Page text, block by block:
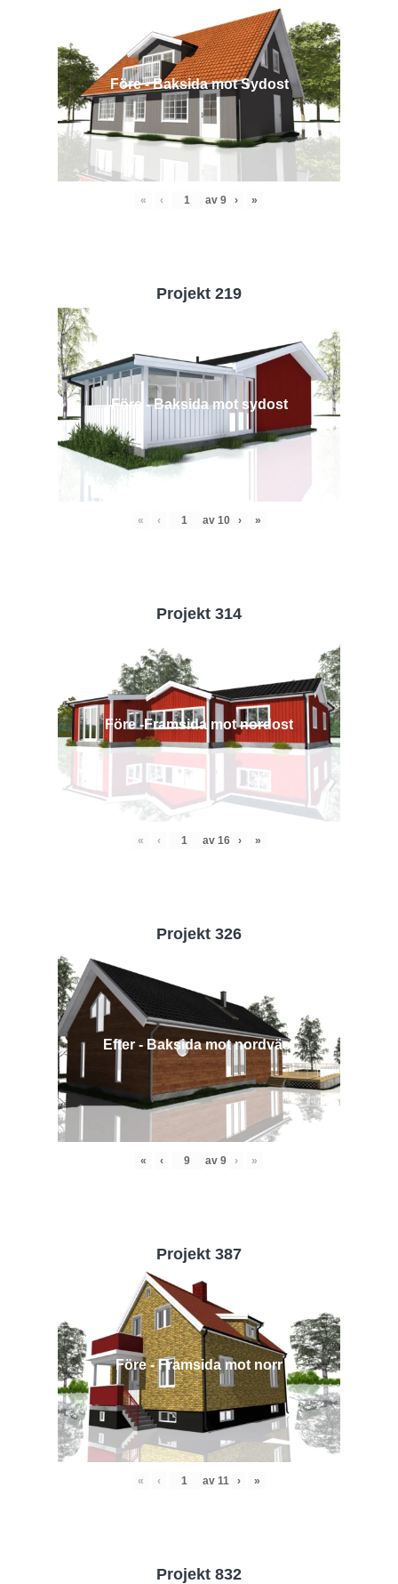
Före - Baksida mot Sydost
« ‹ av 9 › »
Projekt 219
Före - Baksida mot sydost
« ‹ av 10 › »
Projekt 314
Före -Framsida mot nordost
« ‹ av 16 › »
Projekt 326
Efter - Baksida mot nordväst
« ‹ av 9 › »
Projekt 387
Före - Framsida mot norr
« ‹ av 11 › »
Projekt 832